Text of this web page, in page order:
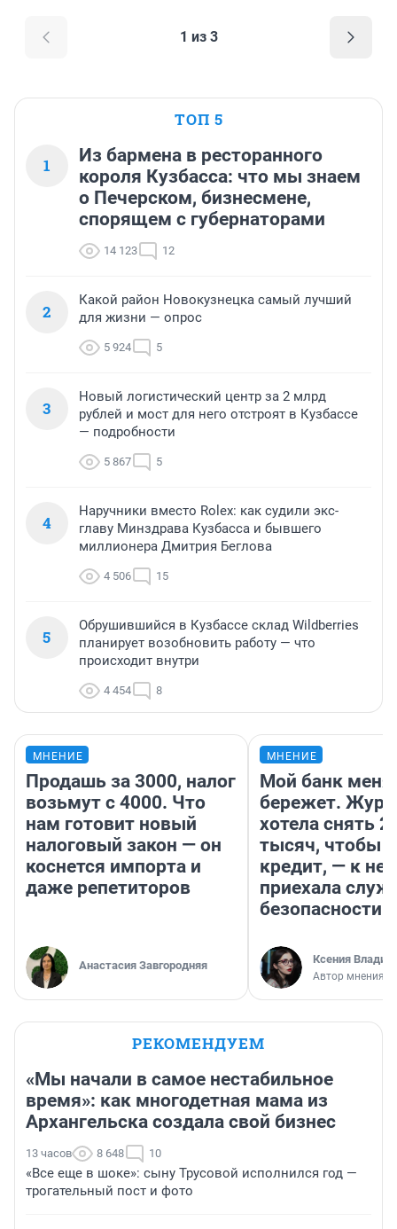
1 из 3
ТОП 5
1
Из бармена в ресторанного
короля Кузбасса: что мы знаем
о Печерском, бизнесмене,
спорящем с губернаторами
14 123 12
2
Какой район Новокузнецка самый лучший
для жизни — опрос
5 924 5
3
Новый логистический центр за 2 млрд
рублей и мост для него отстроят в Кузбассе
— подробности
5 867 5
4
Наручники вместо Rolex: как судили экс-
главу Минздрава Кузбасса и бывшего
миллионера Дмитрия Беглова
4 506 15
5
Обрушившийся в Кузбассе склад Wildberries
планирует возобновить работу — что
происходит внутри
4 454 8
МНЕНИЕ
Продашь за 3000, налог
возьмут с 4000. Что
нам готовит новый
налоговый закон — он
коснется импорта и
даже репетиторов
Анастасия Завгородняя
МНЕНИЕ
Мой банк меня
бережет.
хотела снять
тысяч, чтобы
кредит, — к
приехала
безопасности
Ксения
Автор мнения
РЕКОМЕНДУЕМ
«Мы начали в самое нестабильное
время»: как многодетная мама из
Архангельска создала свой бизнес
13 часов 8 648 10
«Все еще в шоке»: сыну Трусовой исполнился год —
трогательный пост и фото